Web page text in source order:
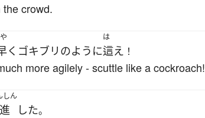
crowd.
く ゴキブリ のように
は
這え ！
more agilely - scuttle like a cockroach!
しん
した。